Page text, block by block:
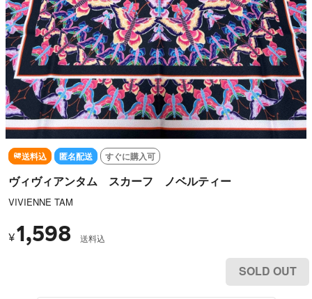
送料込 匿名配送 すぐに購入可
ヴィヴィアンタム スカーフ ノベルティー
VIVIENNE TAM
¥1,598 送料込
SOLD OUT